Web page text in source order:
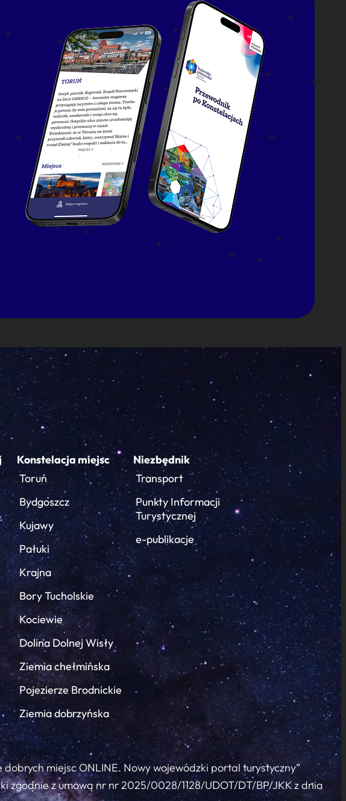
Konstelacja miejsc
Toruń
Bydgoszcz
Kujawy
Pałuki
Krajna
Bory Tucholskie
Kociewie
Dolina Dolnej Wisły
Ziemia chełmińska
Pojezierze Brodnickie
Ziemia dobrzyńska
Niezbędnik
Transport
Punkty Informacji
Turystycznej
e-publikacje
miejsc ONLINE. Nowy wojewódzki portal turystyczny”
zgodnie z umową nr nr 2025/0028/1128/UDOT/DT/BP/JKK z dnia